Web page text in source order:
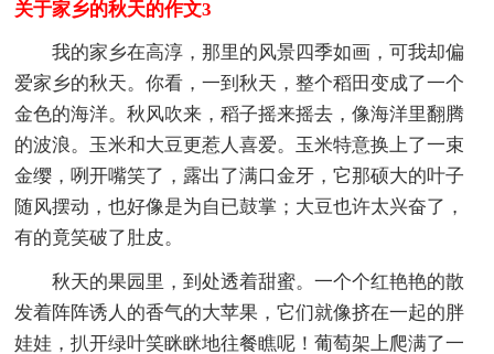
关于家乡的秋天的作文3
我的家乡在高淳，那里的风景四季如画，可我却偏
爱家乡的秋天。你看，一到秋天，整个稻田变成了一个
金色的海洋。秋风吹来，稻子摇来摇去，像海洋里翻腾
的波浪。玉米和大豆更惹人喜爱。玉米特意换上了一束
金缨，咧开嘴笑了，露出了满口金牙，它那硕大的叶子
随风摆动，也好像是为自已鼓掌；大豆也许太兴奋了，
有的竟笑破了肚皮。
秋天的果园里，到处透着甜蜜。一个个红艳艳的散
发着阵阵诱人的香气的大苹果，它们就像挤在一起的胖
娃娃，扒开绿叶笑眯眯地往餐瞧呢！葡萄架上爬满了一